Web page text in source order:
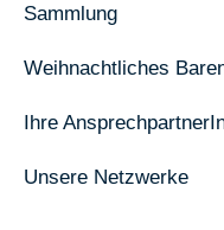
Sammlung
Weihnachtliches
Ihre
Unsere Netzwerke